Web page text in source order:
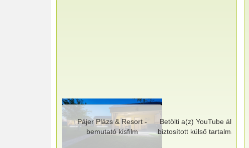
Pájer Plázs & Resort -
bemutató kisfilm
Betölti a(z) YouTube által
biztosított külső tartalmat?